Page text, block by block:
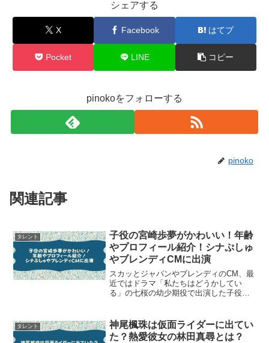
シェアする
X Facebook はてブ
Pocket LINE コピー
pinokoをフォローする
pinoko
関連記事
タレント
子役の宮崎歩夢がかわいい！年齢
やプロフィール紹介！シナぷしゅ
やブレンディCMに出演
スカッとジャパンやブレンディのCM、最
近ではドラマ「私たちはどうかしてい
る」の七桜の幼少期役で出演した子役の
ールを紹介していきます！子役の宮崎歩
夢がかわいい！かわい...
タレント
神尾楓珠は仮面ライダーに出てい
た？熱愛彼女の林田真尋とは？